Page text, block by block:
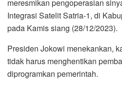
meresmikan pengoperasian
Integrasi Satelit Satria-1, di
pada Kamis siang (28/12/2023).
Presiden Jokowi menekankan,
tidak harus menghentikan
diprogramkan pemerintah.